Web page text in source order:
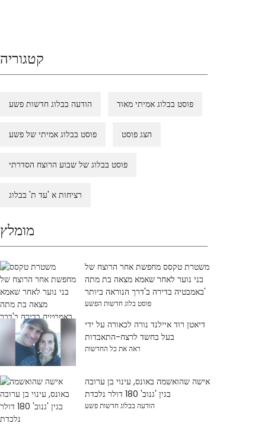
קטגוריה
הודעה בבלוג חדשות פשע פוסט בבלוג אמיתי מאוד
פוסט בבלוג אמיתי של פשע הצג פוסט
פוסט בבלוג של שבוע הרוצח הסדרתי
רציחות א 'עד ת' בבלוג
מומלץ
משטרת טקסס מחפשת אחר הרוצח של
בני נוער לאחר שאמא מצאה בת מתה
באמבטיה בדירה ב'דרך הנוראה ביותר'
פוסט בלוג חדשות הפשע
דיאטן רוד איילנד נורה לכאורה על ידי
בעל בחשד לרצח-התאבדות
ראה את כל החדשות
אישה שהואשמה באונס, עינוי בן ערובה
בגין 'גנוב' 180 דולר נלכדת
הודעה בבלוג חדשות פשע